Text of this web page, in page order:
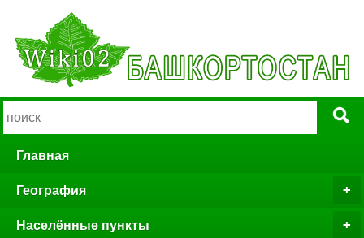
Главная
География
Населённые пункты